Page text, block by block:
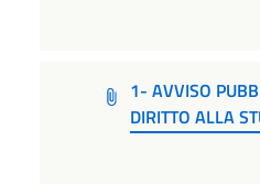
1- AVVISO
DIRITTO ALLA